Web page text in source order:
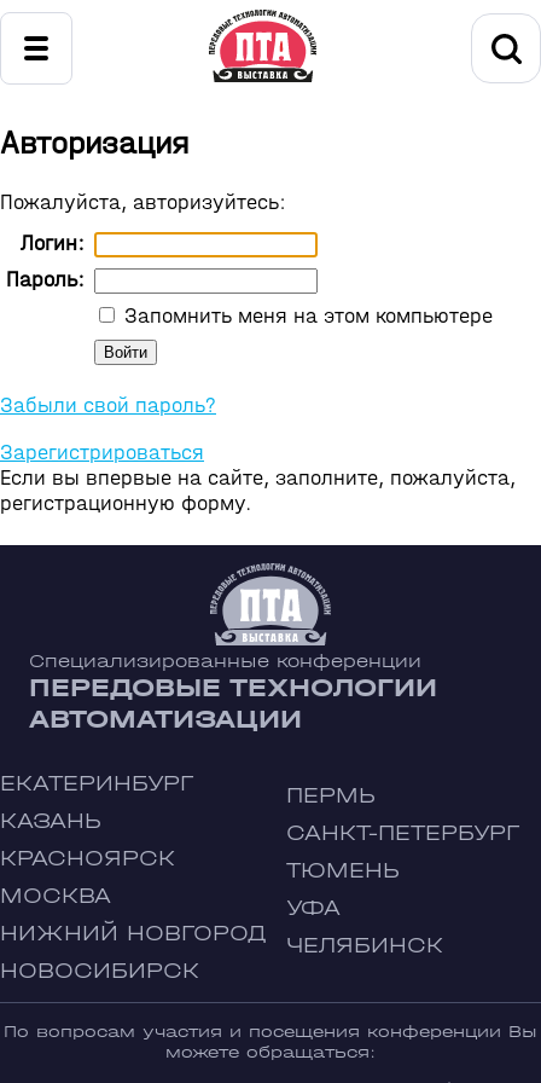
Авторизация
Пожалуйста, авторизуйтесь:
Логин:
Пароль:
Запомнить меня на этом компьютере
Забыли свой пароль?
Зарегистрироваться
Если вы впервые на сайте, заполните, пожалуйста,
регистрационную форму.
Специализированные конференции
ПЕРЕДОВЫЕ ТЕХНОЛОГИИ
АВТОМАТИЗАЦИИ
ЕКАТЕРИНБУРГ
КАЗАНЬ
КРАСНОЯРСК
МОСКВА
НИЖНИЙ НОВГОРОД
НОВОСИБИРСК
ПЕРМЬ
САНКТ-ПЕТЕРБУРГ
ТЮМЕНЬ
УФА
ЧЕЛЯБИНСК
По вопросам участия и посещения конференции Вы
можете обращаться: